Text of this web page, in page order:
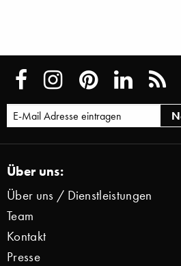
Über uns:
Über uns / Dienstleistungen
Team
Kontakt
Presse